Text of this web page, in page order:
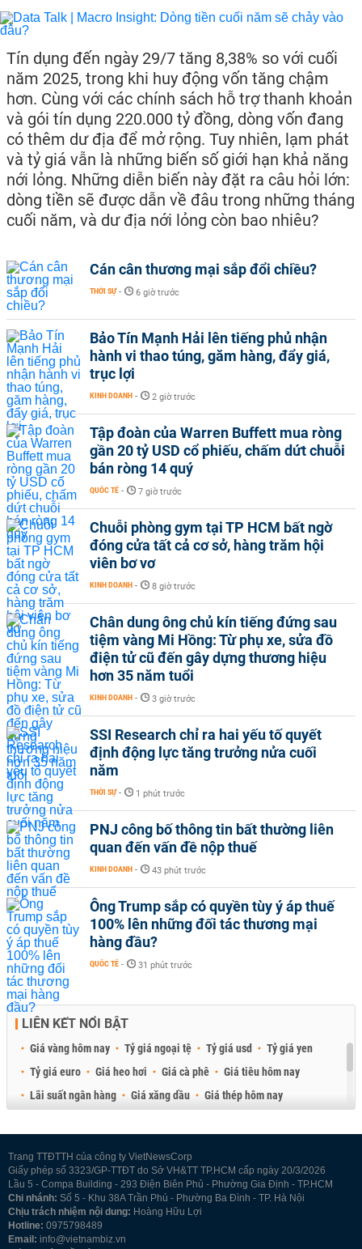
Tín dụng đến ngày 29/7 tăng 8,38% so với cuối
năm 2025, trong khi huy động vốn tăng chậm
hơn. Cùng với các chính sách hỗ trợ thanh khoản
và gói tín dụng 220.000 tỷ đồng, dòng vốn đang
có thêm dư địa để mở rộng. Tuy nhiên, lạm phát
và tỷ giá vẫn là những biến số giới hạn khả năng
nới lỏng. Những diễn biến này đặt ra câu hỏi lớn:
dòng tiền sẽ được dẫn về đâu trong những tháng
cuối năm, và dư địa nới lỏng còn bao nhiêu?
Cán cân thương mại sắp đổi chiều?
THỜI SỰ - 6 giờ trước
Bảo Tín Mạnh Hải lên tiếng phủ nhận
hành vi thao túng, găm hàng, đẩy giá,
trục lợi
KINH DOANH - 2 giờ trước
Tập đoàn của Warren Buffett mua ròng
gần 20 tỷ USD cổ phiếu, chấm dứt chuỗi
bán ròng 14 quý
QUỐC TẾ - 7 giờ trước
Chuỗi phòng gym tại TP HCM bất ngờ
đóng cửa tất cả cơ sở, hàng trăm hội
viên bơ vơ
KINH DOANH - 8 giờ trước
Chân dung ông chủ kín tiếng đứng sau
tiệm vàng Mi Hồng: Từ phụ xe, sửa đồ
điện tử cũ đến gây dựng thương hiệu
hơn 35 năm tuổi
KINH DOANH - 3 giờ trước
SSI Research chỉ ra hai yếu tố quyết
định động lực tăng trưởng nửa cuối
năm
THỜI SỰ - 1 phút trước
PNJ công bố thông tin bất thường liên
quan đến vấn đề nộp thuế
KINH DOANH - 43 phút trước
Ông Trump sắp có quyền tùy ý áp thuế
100% lên những đối tác thương mại
hàng đầu?
QUỐC TẾ - 31 phút trước
LIÊN KẾT NỔI BẬT
Giá vàng hôm nay Tỷ giá ngoại tệ Tỷ giá usd
Tỷ giá yen
Tỷ giá euro
Giá heo hơi Giá cà phê
Giá tiêu hôm nay
Lãi suất ngân hàng
Giá xăng dầu
Giá thép hôm nay
Trang TTĐTTH của công ty VietNewsCorp
Giấy phép số 3323/GP-TTĐT do Sở VH&TT TP.HCM cấp ngày 20/3/2026
Lầu 5 - Compa Building - 293 Điện Biên Phủ - Phường Gia Định - TP.HCM
Chi nhánh: Số 5 - Khu 38A Trần Phú - Phường Ba Đình - TP. Hà Nội
Chịu trách nhiệm nội dung: Hoàng Hữu Lợi
Hotline: 0975798489
Email: info@vietnambiz.vn